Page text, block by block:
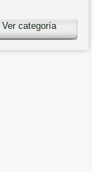
Ver categoría